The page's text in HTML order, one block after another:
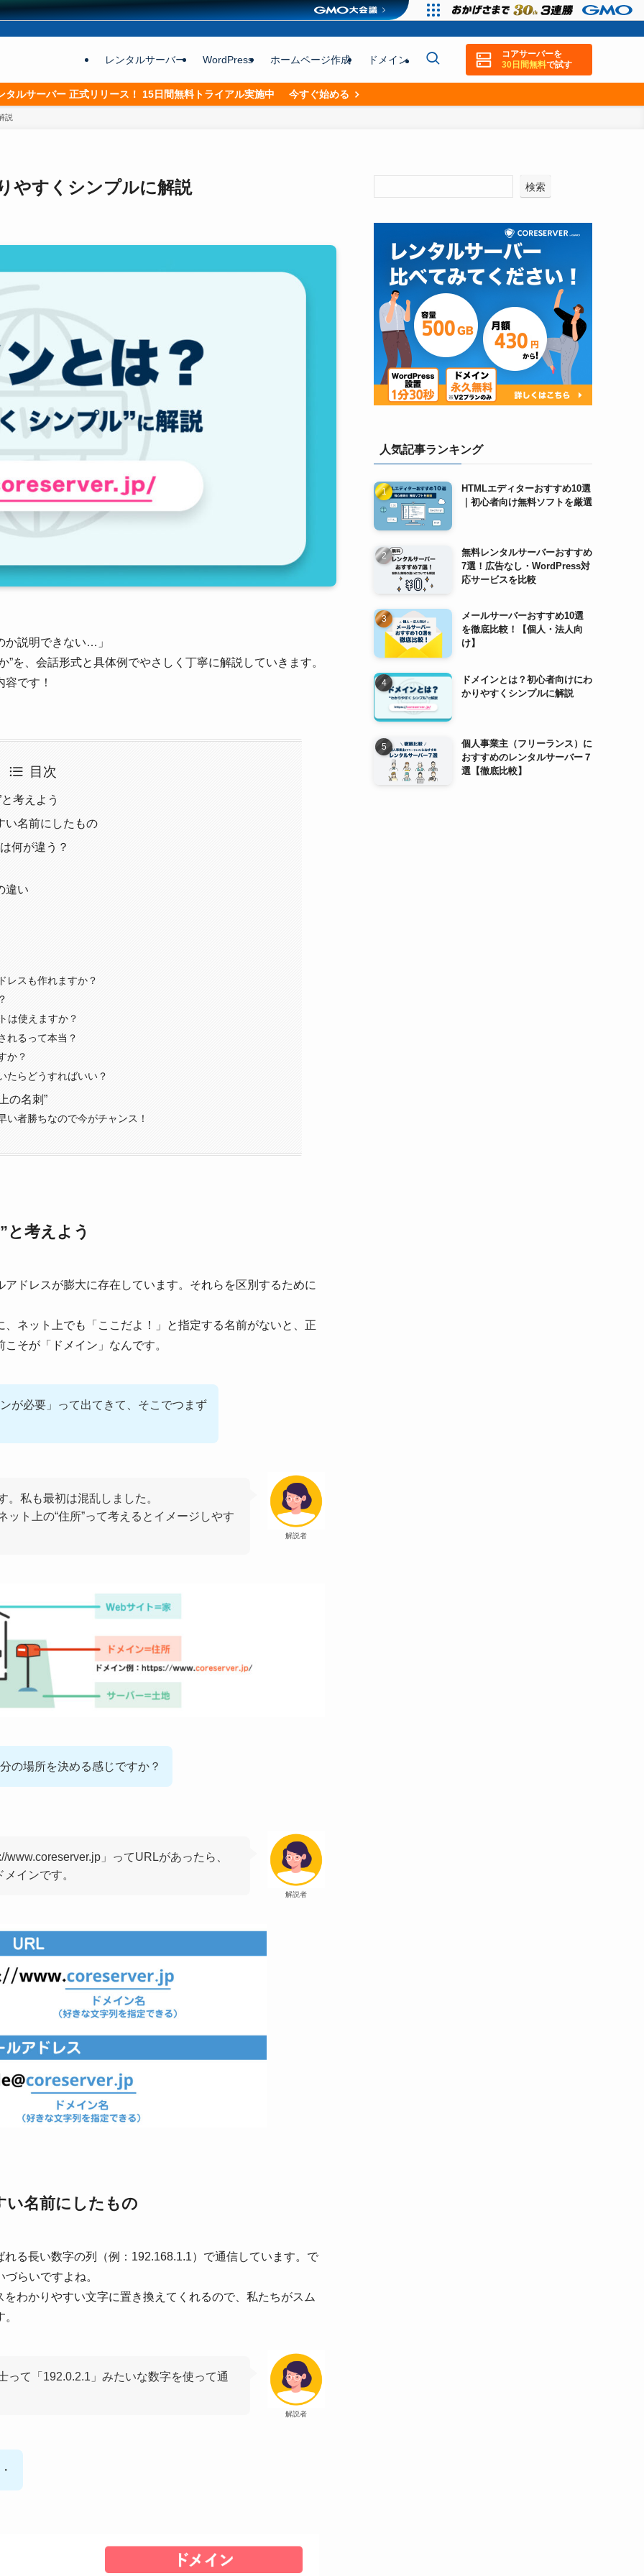
レンタルサーバー WordPress ホームページ作成 ドメイン
コアサーバーを
30日間無料で試す
タルサーバー 正式リリース！ 15日間無料トライアル実施中 今すぐ始める
説
やすくシンプルに解説
か説明できない…」
を、会話形式と具体例でやさしく丁寧に解説していきます。
です！
目次
考えよう
い名前にしたもの
何が違う？
違い
レスも作れますか？
は使えますか？
れるって本当？
か？
たらどうすればいい？
の名刺”
者勝ちなので今がチャンス！
と考えよう
ドレスが膨大に存在しています。それらを区別するために
ネット上でも「ここだよ！」と指定する名前がないと、正
そが「ドメイン」なんです。
が必要」って出てきて、そこでつまず
解説者
。私も最初は混乱しました。
ット上の“住所”って考えるとイメージしやす
の場所を決める感じですか？
解説者
www.coreserver.jp」ってURLがあったら、
インです。
い名前にしたもの
る長い数字の列（例：192.168.1.1）で通信しています。で
らいですよね。
わかりやすい文字に置き換えてくれるので、私たちがスム
解説者
って「192.0.2.1」みたいな数字を使って通
検索
人気記事ランキング
HTMLエディターおすすめ10選
｜初心者向け無料ソフトを厳選
無料レンタルサーバーおすすめ
7選！広告なし・WordPress対
応サービスを比較
メールサーバーおすすめ10選
を徹底比較！【個人・法人向
け】
ドメインとは？初心者向けにわ
かりやすくシンプルに解説
個人事業主（フリーランス）に
おすすめのレンタルサーバー７
選【徹底比較】